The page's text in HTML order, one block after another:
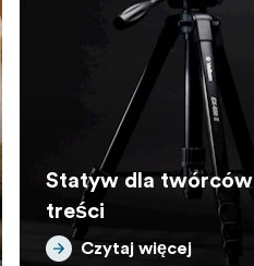
Statyw dla twórców
treści
Czytaj więcej